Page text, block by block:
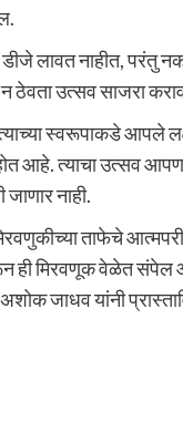
लावत नाहीत, परंतु
ठेवता उत्सव साजरा
स्वरूपाकडे आपले
आहे. त्याचा उत्सव आपण
नाही.
ताफेचे
ही मिरवणूक वेळेत संपेल
जाधव यांनी